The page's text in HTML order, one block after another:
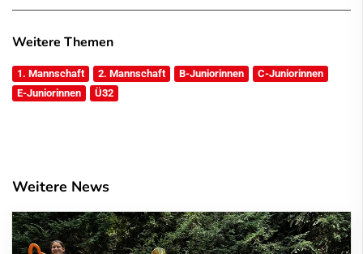
Weitere Themen
1. Mannschaft 2. Mannschaft B-Juniorinnen
C-Juniorinnen
E-Juniorinnen
Ü32
Weitere News